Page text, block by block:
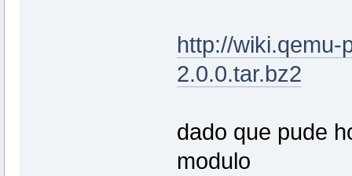
http://wiki.qemu-
2.0.0.tar.bz2
dado que pude
modulo